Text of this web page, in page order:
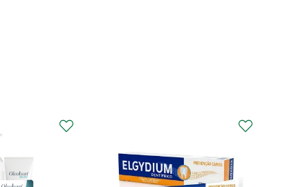
Curaprox Surgical
Escova Dentes Mega